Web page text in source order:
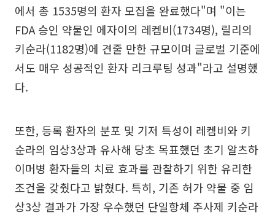
에서 총 1535명의 환자 모집을 완료했다"며 "이는
FDA 승인 약물인 에자이의 레켐비(1734명), 릴리의
키순라(1182명)에 견줄 만한 규모이며 글로벌 기준에
서도 매우 성공적인 환자 리크루팅 성과"라고 설명했
다.
또한, 등록 환자의 분포 및 기저 특성이 레켐비와 키
순라의 임상3상과 유사해 당초 목표했던 초기 알츠하
이머병 환자들의 치료 효과를 관찰하기 위한 유리한
조건을 갖췄다고 밝혔다. 특히, 기존 허가 약물 중 임
상3상 결과가 가장 우수했던 단일항체 주사제 키순라